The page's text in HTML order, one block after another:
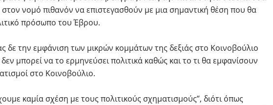
νομό πιθανόν να επιστεγασθούν με μια σημαντική θέση που θα
πρόσωπο του Έβρου.
δε την εμφάνιση των μικρών κομμάτων της δεξιάς στο Κοινοβούλιο
μπορεί να το ερμηνεύσει πολιτικά καθώς και το τι θα εμφανίσουν
στο Κοινοβούλιο.
καμία σχέση με τους πολιτικούς σχηματισμούς”, διότι όπως